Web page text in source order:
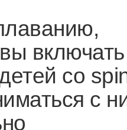
со
с